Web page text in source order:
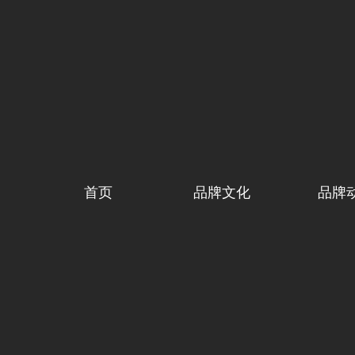
首页 品牌文化 品牌